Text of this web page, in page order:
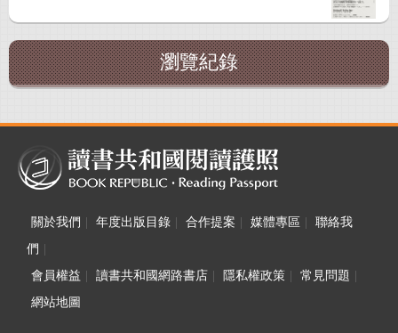
瀏覽紀錄
關於我們 年度出版目錄 合作提案 媒體專區
聯絡我
們
會員權益
讀書共和國網路書店 隱私權政策 常見問題
網站地圖